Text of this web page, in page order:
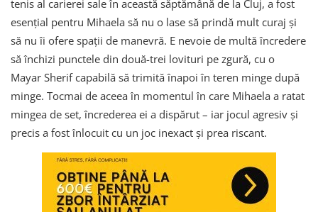
tenis al carierei sale în această săptămână de la Cluj, a fost
esențial pentru Mihaela să nu o lase să prindă mult curaj și
să nu îi ofere spații de manevră. E nevoie de multă încredere
să închizi punctele din două-trei lovituri pe zgură, cu o
Mayar Sherif capabilă să trimită înapoi în teren minge după
minge. Tocmai de aceea în momentul în care Mihaela a ratat
mingea de set, încrederea ei a dispărut – iar jocul agresiv și
precis a fost înlocuit cu un joc inexact și prea riscant.